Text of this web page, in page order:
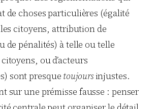
de choses particulières (égalité
citoyens, attribution de
de pénalités) à telle ou telle
ou d’acteurs
sont presque toujoursinjustes.
sur une prémisse fausse : penser